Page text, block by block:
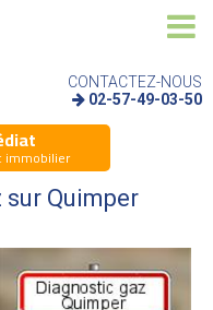
CONTACTEZ-NOUS
02-57-49-03-50
immobilier
Quimper